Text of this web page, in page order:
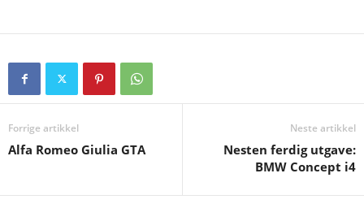
Forrige artikkel
Alfa Romeo Giulia GTA
Neste artikkel
Nesten ferdig utgave:
BMW Concept i4